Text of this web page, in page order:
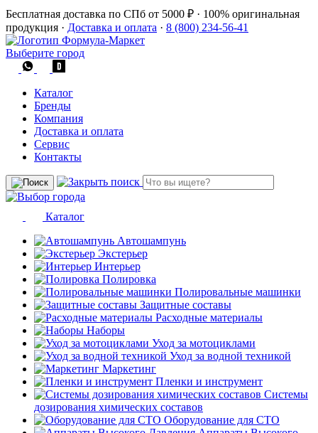
Бесплатная доставка по СПб от 5000 ₽ · 100% оригинальная
продукция · Доставка и оплата · 8 (800) 234-56-41
Выберите город
Каталог
Бренды
Компания
Доставка и оплата
Сервис
Контакты
Каталог
Автошампунь
Экстерьер
Интерьер
Полировка
Полировальные машинки
Защитные составы
Расходные материалы
Наборы
Уход за мотоциклами
Уход за водной техникой
Маркетинг
Пленки и инструмент
Системы
дозирования химических составов
Оборудование для СТО